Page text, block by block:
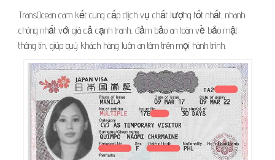
TransOcean cam kết cung cấp dịch vụ chất lượng tốt nhất, nhanh
chóng nhất với giá cả cạnh tranh, đảm bảo an toàn về bảo mật
thông tin, giúp quý khách hàng luôn an tâm trên mọi hành trình.